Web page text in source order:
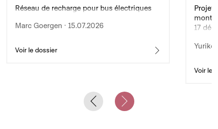
Réseau de recharge pour bus électriques
Marc Goergen · 15.07.2026
Voir le dossier
Projet
17
Yuriko
Voir le
Previous slideNext slide